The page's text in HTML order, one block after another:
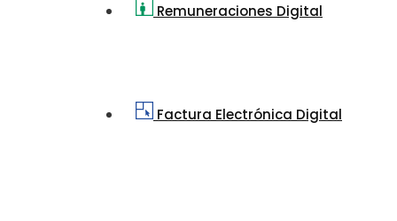
Remuneraciones Digital
Factura Electrónica Digital